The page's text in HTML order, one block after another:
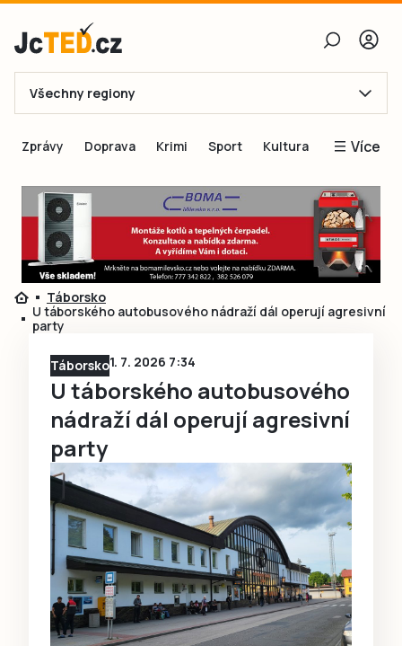
E-mail
Obnovit heslo
Přihlásit se
Všechny regiony
Zprávy Doprava Krimi Sport Kultura Více
Blogy
Inspirace
Čtenáři píší
Speciální přílohy
Táborsko
U táborského autobusového nádraží dál operují agresivní
party
Táborsko1. 7. 2026 7:34
U táborského autobusového
nádraží dál operují agresivní
party